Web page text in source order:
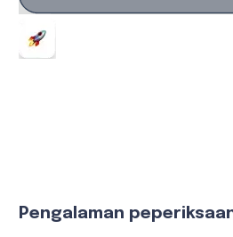
Pengalaman